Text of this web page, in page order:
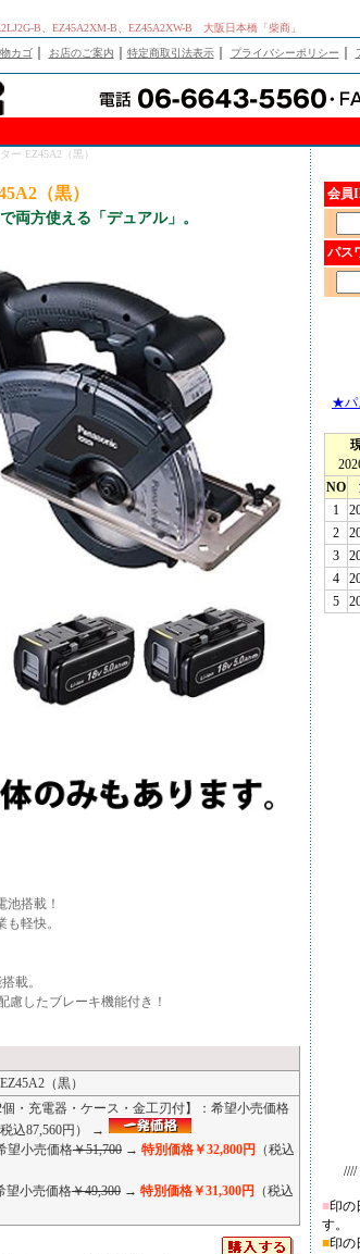
B、EZ45A2XM-B、EZ45A2XW-B 大阪日本橋「柴商」
カゴ｜ お店のご案内 特定商取引法表示｜ プライバシーポリシー
ー EZ45A2（黒）
（黒）
両方使える「デュアル」。
搭載！
軽快。
載。
慮したブレーキ機能付き！
（黒）
・充電器・ケース・金工刃付】：希望小売価格
税込87,560円） →
望小売価格￥51,700 → 特別価格￥32,800円
（税込
望小売価格￥49,300 → 特別価格￥31,300円
（税込
会員
パス
★パ
■印の
す。
■印の